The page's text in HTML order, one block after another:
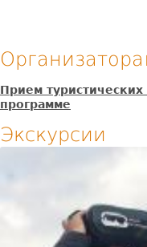
Прием
программе
Экскурсии